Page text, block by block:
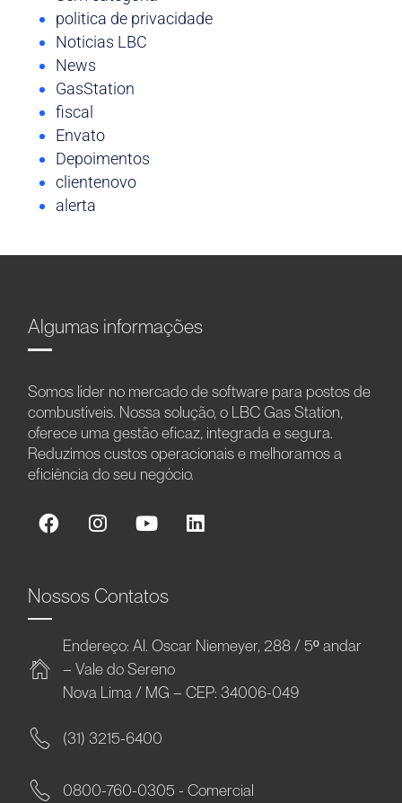
politica de privacidade
Noticias LBC
News
GasStation
fiscal
Envato
Depoimentos
clientenovo
alerta
Algumas informações
Somos líder no mercado de software para postos de
combustíveis. Nossa solução, o LBC Gas Station,
oferece uma gestão eficaz, integrada e segura.
Reduzimos custos operacionais e melhoramos a
eficiência do seu negócio.
Nossos Contatos
Endereço: Al. Oscar Niemeyer, 288 / 5º andar
– Vale do Sereno
Nova Lima / MG – CEP: 34006-049
(31) 3215-6400
0800-760-0305 - Comercial